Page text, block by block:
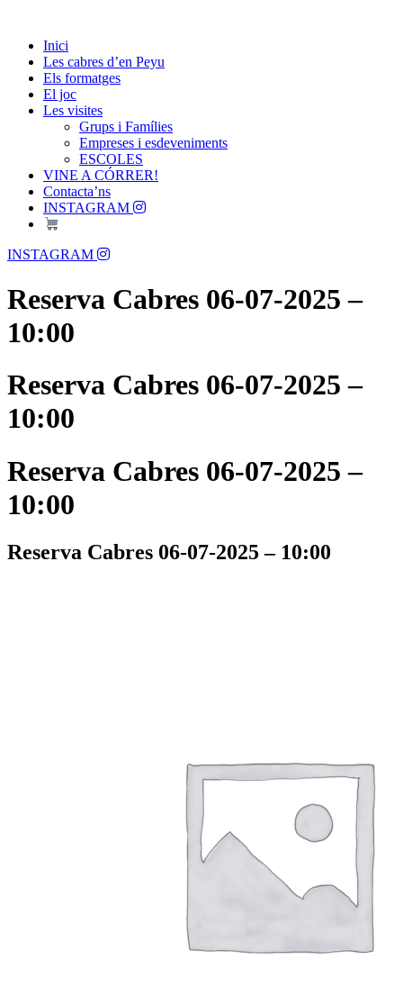
content
Les Cabres d'en Peyu
Inici
Les cabres d’en Peyu
Els formatges
El joc
Les visites
Grups i Famílies
Empreses i esdeveniments
ESCOLES
VINE A CÓRRER!
Contacta’ns
INSTAGRAM
Menu
INSTAGRAM
Reserva Cabres 06-07-2025 –
10:00
Reserva Cabres 06-07-2025 –
10:00
Reserva Cabres 06-07-2025 –
10:00
Reserva Cabres 06-07-2025 – 10:00